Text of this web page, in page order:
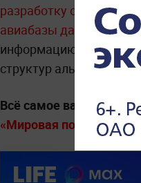
разработку оружия,
авиабазы далеко за
информацию,
структур альянса,
Всё самое важное о
«Мировая политика»